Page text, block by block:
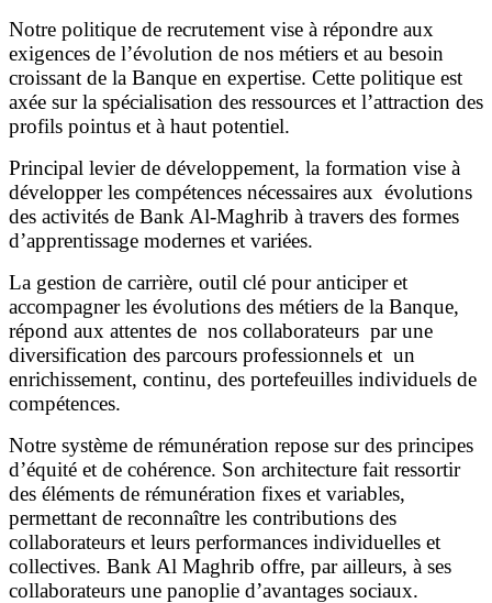
Notre politique de recrutement vise à répondre aux
exigences de l’évolution de nos métiers et au besoin
croissant de la Banque en expertise. Cette politique est
axée sur la spécialisation des ressources et l’attraction des
profils pointus et à haut potentiel.
Principal levier de développement, la formation vise à
développer les compétences nécessaires aux évolutions
des activités de Bank Al-Maghrib à travers des formes
d’apprentissage modernes et variées.
La gestion de carrière, outil clé pour anticiper et
accompagner les évolutions des métiers de la Banque,
répond aux attentes de nos collaborateurs par une
diversification des parcours professionnels et un
enrichissement, continu, des portefeuilles individuels de
compétences.
Notre système de rémunération repose sur des principes
d’équité et de cohérence. Son architecture fait ressortir
des éléments de rémunération fixes et variables,
permettant de reconnaître les contributions des
collaborateurs et leurs performances individuelles et
collectives. Bank Al Maghrib offre, par ailleurs, à ses
collaborateurs une panoplie d’avantages sociaux.